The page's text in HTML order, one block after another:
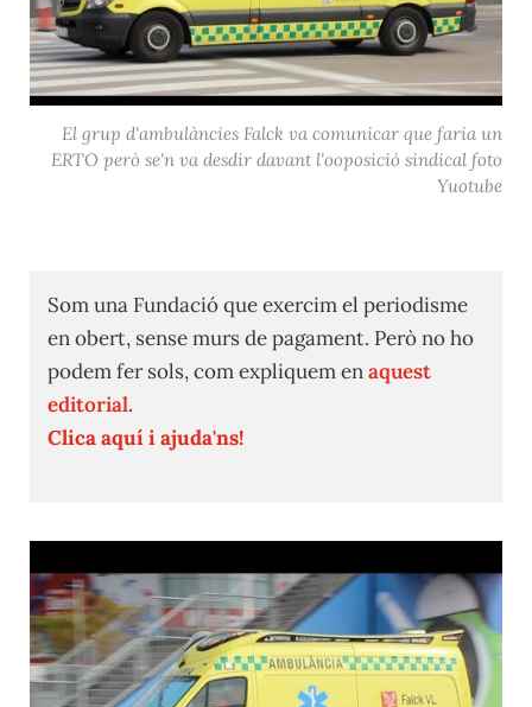
El grup d'ambulàncies Falck va comunicar que faria un
ERTO però se'n va desdir davant l'ooposició sindical foto
Yuotube
Som una Fundació que exercim el periodisme
en obert, sense murs de pagament. Però no ho
podem fer sols, com expliquem enaquest
editorial.
Clica aquí i ajuda'ns!